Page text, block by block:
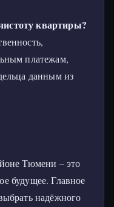
квартиры?
платежам,
данным из
Тюмени – это
будущее. Главное
надёжного